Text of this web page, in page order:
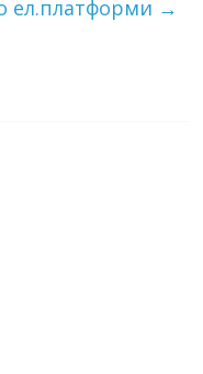
ел.платформи →